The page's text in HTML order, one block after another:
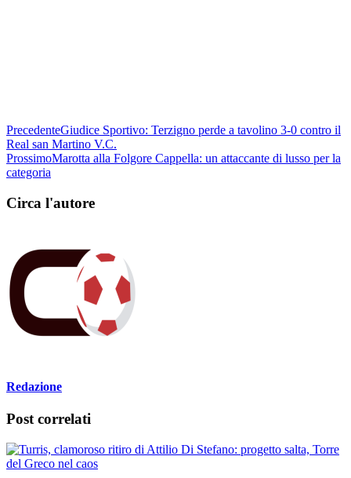
PrecedenteGiudice Sportivo: Terzigno perde a tavolino 3-0 contro il
Real san Martino V.C.
ProssimoMarotta alla Folgore Cappella: un attaccante di lusso per la
categoria
Circa l'autore
Redazione
Post correlati